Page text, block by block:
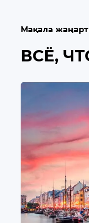
Мақала
ВСЁ,